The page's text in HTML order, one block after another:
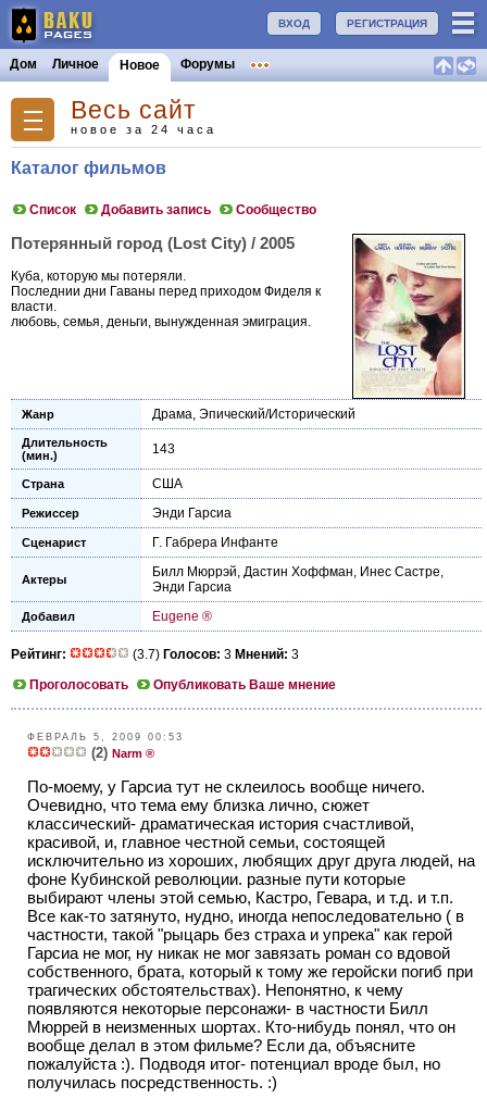
РЕГИСТРАЦИЯ
ВХОД
Дом Личное Новое Форумы
Весь сайт
новое за 24 часа
Каталог фильмов
Список Добавить запись Сообщество
Потерянный город (Lost City) / 2005
Куба, которую мы потеряли.
Последнии дни Гаваны перед приходом Фиделя к
власти.
любовь, семья, деньги, вынужденная эмиграция.
Жанр Драма, Эпический/Исторический
Длительность
(мин.)
143
Страна США
Режиссер Энди Гарсиа
Сценарист Г. Габрера Инфанте
Актеры Билл Мюррэй, Дастин Хоффман, Инес Састре,
Энди Гарсиа
Добавил Eugene ®
Рейтинг: (3.7) Голосов: 3 Мнений: 3
Проголосовать
Опубликовать Ваше мнение
ФЕВРАЛЬ 5, 2009 00:53
(2) Narm ®
По-моему, у Гарсиа тут не склеилось вообще ничего.
Очевидно, что тема ему близка лично, сюжет
классический- драматическая история счастливой,
красивой, и, главное честной семьи, состоящей
исключительно из хороших, любящих друг друга людей, на
фоне Кубинской революции. разные пути которые
выбирают члены этой семью, Кастро, Гевара, и т.д. и т.п.
Все как-то затянуто, нудно, иногда непоследовательно ( в
частности, такой "рыцарь без страха и упрека" как герой
Гарсиа не мог, ну никак не мог завязать роман со вдовой
собственного, брата, который к тому же геройски погиб при
трагических обстоятельствах). Непонятно, к чему
появляются некоторые персонажи- в частности Билл
Мюррей в неизменныx шортах. Кто-нибудь понял, что он
вообще делал в этом фильме? Если да, объясните
пожалуйста :). Подводя итог- потенциал вроде был, но
получилась посредственность. :)